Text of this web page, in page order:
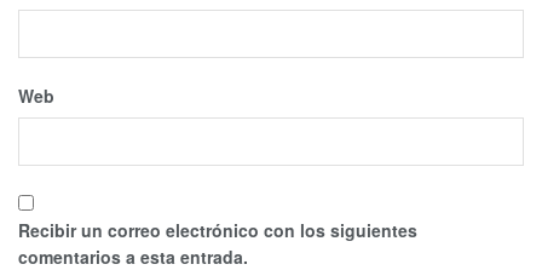
Web
Recibir un correo electrónico con los siguientes
comentarios a esta entrada.